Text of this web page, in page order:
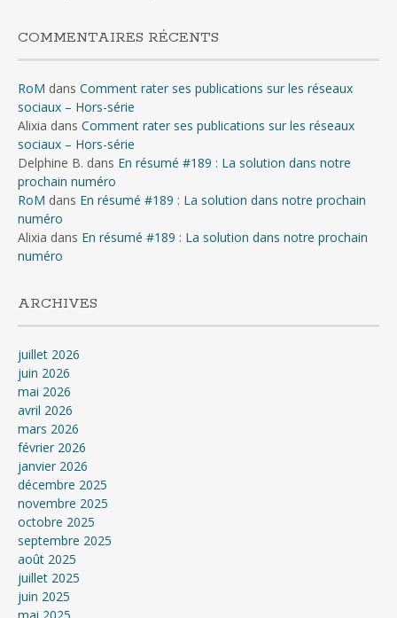
COMMENTAIRES RÉCENTS
RoM dans Comment rater ses publications sur les réseaux
sociaux – Hors-série
Alixia dans Comment rater ses publications sur les réseaux
sociaux – Hors-série
Delphine B. dans En résumé #189 : La solution dans notre
prochain numéro
RoM dans En résumé #189 : La solution dans notre prochain
numéro
Alixia dans En résumé #189 : La solution dans notre prochain
numéro
ARCHIVES
juillet 2026
juin 2026
mai 2026
avril 2026
mars 2026
février 2026
janvier 2026
décembre 2025
novembre 2025
octobre 2025
septembre 2025
août 2025
juillet 2025
juin 2025